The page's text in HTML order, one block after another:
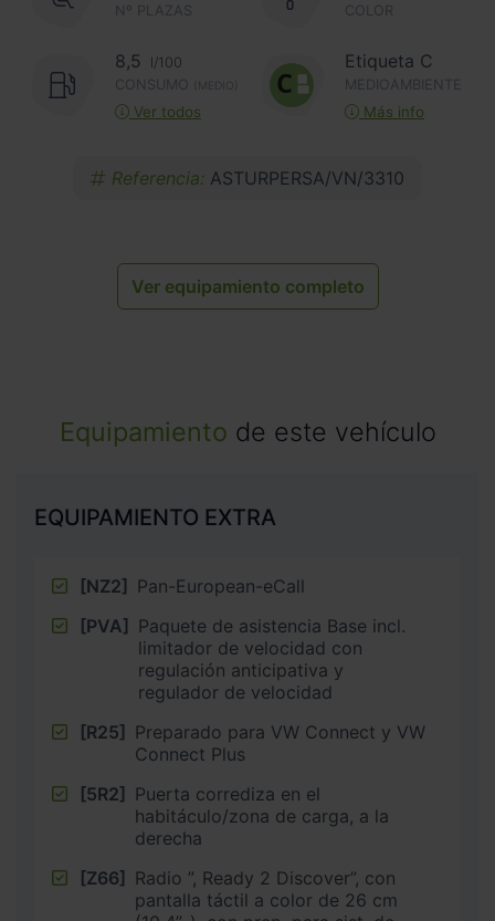
Nº PLAZAS COLOR
8,5
l/100
CONSUMO
(MEDIO)
Ver todos
Etiqueta C
MEDIOAMBIENTE
Más info
Referencia: ASTURPERSA/VN/3310
Ver equipamiento completo
Equipamiento de este vehículo
EQUIPAMIENTO EXTRA
[NZ2] Pan-European-eCall
[PVA] Paquete de asistencia Base incl.
limitador de velocidad con
regulación anticipativa y
regulador de velocidad
[R25] Preparado para VW Connect y VW
Connect Plus
[5R2] Puerta corrediza en el
habitáculo/zona de carga, a la
derecha
[Z66] Radio ”, Ready 2 Discover”, con
pantalla táctil a color de 26 cm